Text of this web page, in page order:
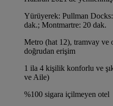
Yürüyerek: Pullman
dak.; Montmartre: 20 dak.
Metro (hat 12), tramvay ve
doğrudan erişim
1 ila 4 kişilik konforlu ve
ve Aile)
%100 sigara içilmeyen otel